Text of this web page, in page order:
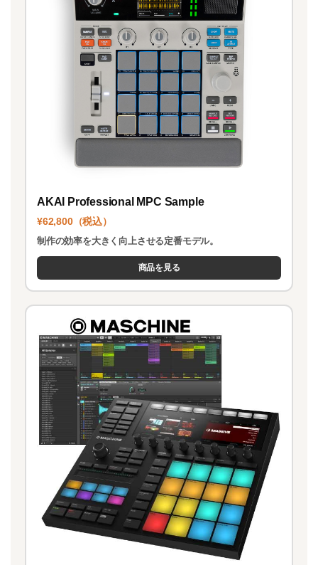
AKAI Professional MPC Sample
¥62,800（税込）
制作の効率を大きく向上させる定番モデル。
商品を見る